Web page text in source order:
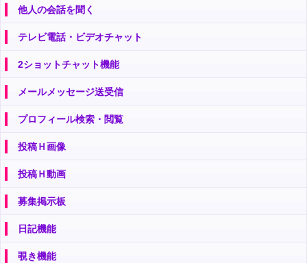
他人の会話を聞く
テレビ電話・ビデオチャット
2ショットチャット機能
メールメッセージ送受信
プロフィール検索・閲覧
投稿Ｈ画像
投稿Ｈ動画
募集掲示板
日記機能
覗き機能